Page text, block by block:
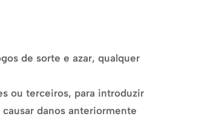
de sorte e azar, qualquer
ou terceiros, para introduzir
danos anteriormente